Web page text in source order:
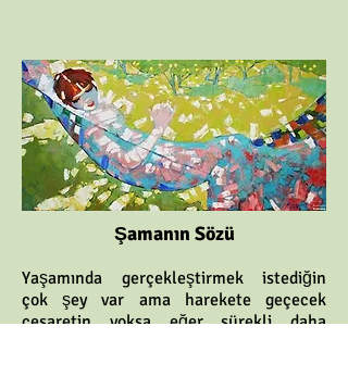
Şamanın Sözü
Yaşamında gerçekleştirmek istediğin
çok şey var ama harekete geçecek
cesaretin yoksa eğer sürekli daha